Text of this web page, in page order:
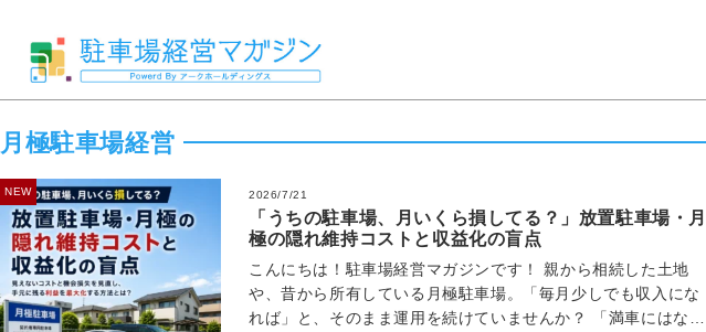
月極駐車場経営
NEW 2026/7/21
「うちの駐車場、月いくら損してる？」放置駐車場・月
極の隠れ維持コストと収益化の盲点
こんにちは！駐車場経営マガジンです！ 親から相続した土地
や、昔から所有している月極駐車場。「毎月少しでも収入にな
れば」と、そのまま運用を続けていませんか？ 「満車にはなら